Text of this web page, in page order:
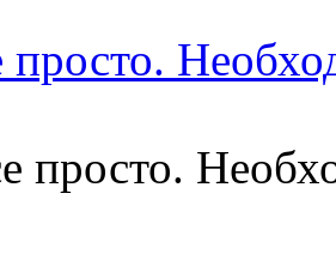
просто.